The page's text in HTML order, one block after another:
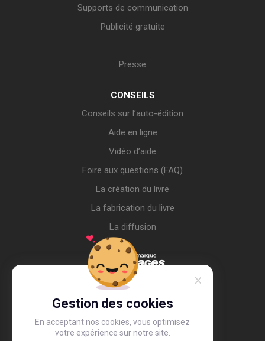
Gestion des cookies
En acceptant nos cookies, vous optimisez
votre expérience sur notre site.
Supports de communication
Publicité gratuite
Presse
CONSEILS
Conseils sur l’auto-édition
Aide en ligne
Vidéo d’aide
Foire aux questions (FAQ)
La création du livre
La fabrication du livre
La diffusion